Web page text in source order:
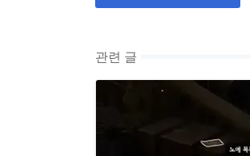
관련 글